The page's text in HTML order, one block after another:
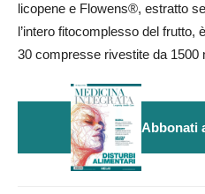
licopene e Flowens®, estratto
l’intero fitocomplesso del frutto,
30 compresse rivestite da 1500
Abbonati